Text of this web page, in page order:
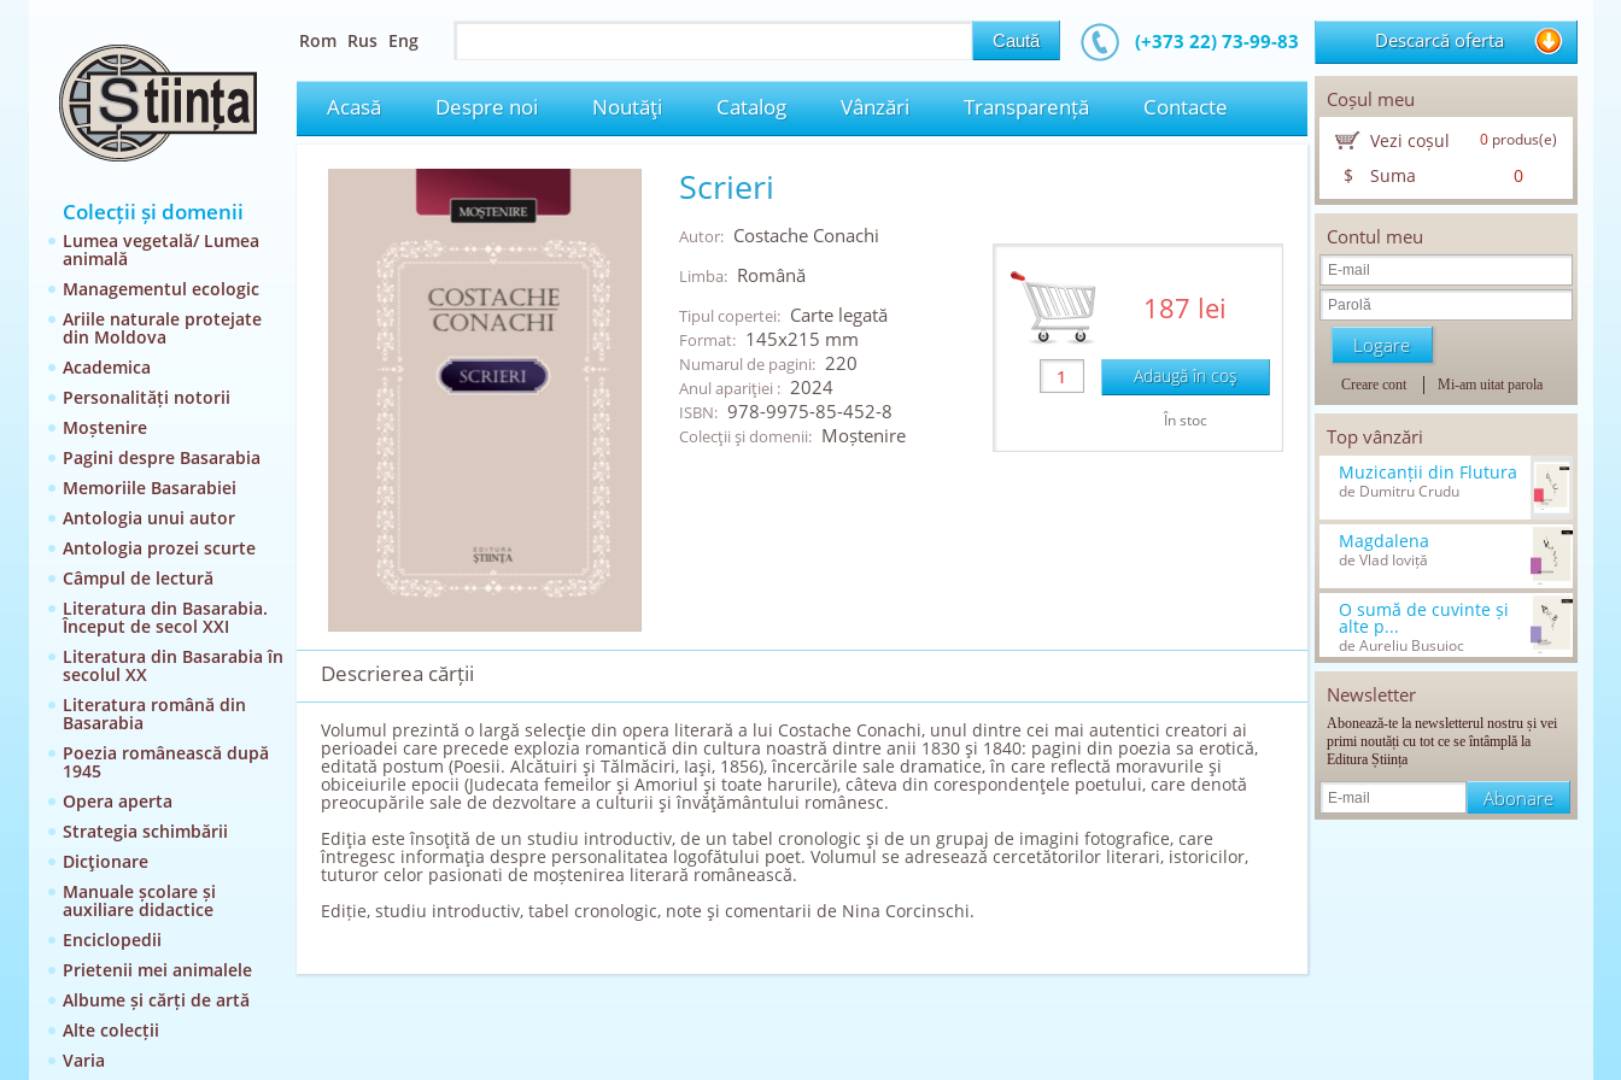
Colecții și domenii
Lumea vegetală/ Lumea
animală
Managementul ecologic
Ariile naturale protejate
din Moldova
Academica
Personalități notorii
Moștenire
Pagini despre Basarabia
Memoriile Basarabiei
Antologia unui autor
Antologia prozei scurte
Câmpul de lectură
Literatura din Basarabia.
Început de secol XXI
Literatura din Basarabia în
secolul XX
Literatura română din
Basarabia
Poezia românească după
1945
Opera aperta
Strategia schimbării
Dicţionare
Manuale școlare și
auxiliare didactice
Enciclopedii
Prietenii mei animalele
Albume și cărți de artă
Alte colecții
Varia
Rom Rus Eng (+373 22) 73-99-83
Acasă Despre noi Noutăţi Catalog Vânzări Transparență Contacte
Scrieri
Autor: Costache Conachi
Limba: Română
Tipul copertei: Carte legată
Format: 145x215 mm
Numarul de pagini: 220
Anul apariţiei : 2024
ISBN: 978-9975-85-452-8
Colecţii şi domenii: Moștenire
187 lei
Adaugă în coş
În stoc
Descrierea cărții
Volumul prezintă o largă selecţie din opera literară a lui Costache Conachi, unul dintre cei mai autentici creatori ai
perioadei care precede explozia romantică din cultura noastră dintre anii 1830 şi 1840: pagini din poezia sa erotică,
editată postum (Poesii. Alcătuiri şi Tălmăciri, Iaşi, 1856), încercările sale dramatice, în care reflectă moravurile şi
obiceiurile epocii (Judecata femeilor şi Amoriul şi toate harurile), câteva din corespondenţele poetului, care denotă
preocupările sale de dezvoltare a culturii şi învăţământului românesc.
Ediţia este însoţită de un studiu introductiv, de un tabel cronologic şi de un grupaj de imagini fotografice, care
întregesc informaţia despre personalitatea logofătului poet. Volumul se adresează cercetătorilor literari, istoricilor,
tuturor celor pasionati de moștenirea literară românească.
Ediție, studiu introductiv, tabel cronologic, note şi comentarii de Nina Corcinschi.
Descarcă oferta
Coșul meu
Vezi coșul 0produs(e)
$ Suma 0
Contul meu
Creare cont Mi-am uitat parola
Top vânzări
Muzicanții din Flutura
de Dumitru Crudu
Magdalena
de Vlad Ioviță
O sumă de cuvinte și
alte p...
de Aureliu Busuioc
Newsletter
Abonează-te la newsletterul nostru și vei
primi noutăți cu tot ce se întâmplă la
Editura Știința